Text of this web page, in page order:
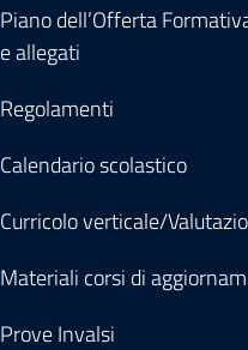
Piano dell’Offerta
e allegati
Regolamenti
Calendario scolastico
Curricolo verticale/
Materiali corsi di
Prove Invalsi